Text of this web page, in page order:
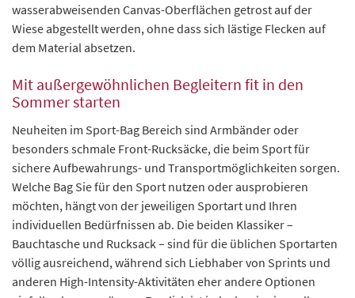
wasserabweisenden Canvas-Oberflächen getrost auf der
Wiese abgestellt werden, ohne dass sich lästige Flecken auf
dem Material absetzen.
Mit außergewöhnlichen Begleitern fit in den
Sommer starten
Neuheiten im Sport-Bag Bereich sind Armbänder oder
besonders schmale Front-Rucksäcke, die beim Sport für
sichere Aufbewahrungs- und Transportmöglichkeiten sorgen.
Welche Bag Sie für den Sport nutzen oder ausprobieren
möchten, hängt von der jeweiligen Sportart und Ihren
individuellen Bedürfnissen ab. Die beiden Klassiker –
Bauchtasche und Rucksack – sind für die üblichen Sportarten
völlig ausreichend, während sich Liebhaber von Sprints und
anderen High-Intensity-Aktivitäten eher andere Optionen